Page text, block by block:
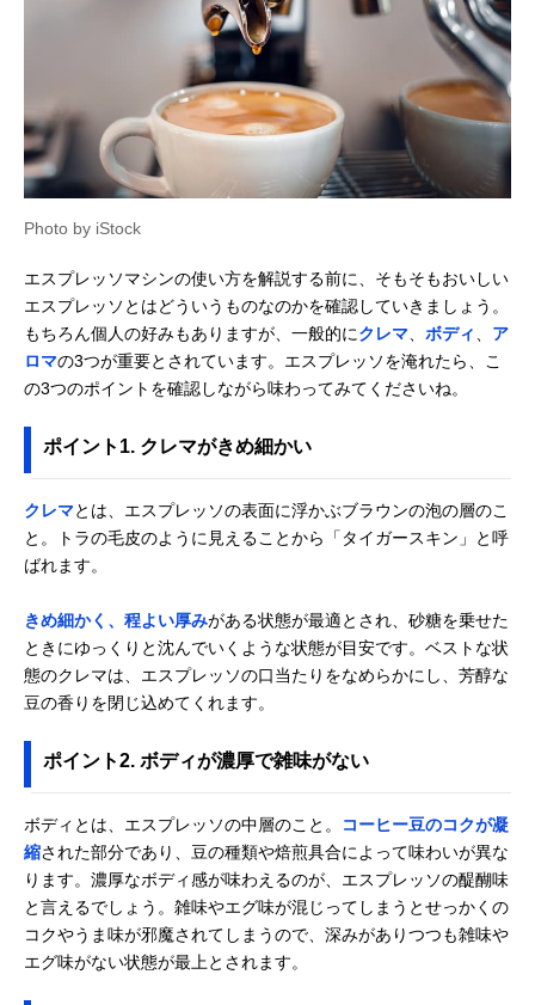
Photo by iStock
エスプレッソマシンの使い方を解説する前に、そもそもおいしい
エスプレッソとはどういうものなのかを確認していきましょう。
もちろん個人の好みもありますが、一般的にクレマ、 ボディ、 ア
ロマの3つが重要とされています。エスプレッソを淹れたら、こ
の3つのポイントを確認しながら味わってみてくださいね。
ポイント1. クレマがきめ細かい
クレマとは、エスプレッソの表面に浮かぶブラウンの泡の層のこ
と。トラの毛皮のように見えることから「タイガースキン」と呼
ばれます。
きめ細かく、程よい厚みがある状態が最適とされ、砂糖を乗せた
ときにゆっくりと沈んでいくような状態が目安です。ベストな状
態のクレマは、エスプレッソの口当たりをなめらかにし、芳醇な
豆の香りを閉じ込めてくれます。
ポイント2. ボディが濃厚で雑味がない
ボディとは、エスプレッソの中層のこと。
コーヒー豆のコクが凝
縮された部分であり、豆の種類や焙煎具合によって味わいが異な
ります。濃厚なボディ感が味わえるのが、エスプレッソの醍醐味
と言えるでしょう。雑味やエグ味が混じってしまうとせっかくの
コクやうま味が邪魔されてしまうので、深みがありつつも雑味や
エグ味がない状態が最上とされます。